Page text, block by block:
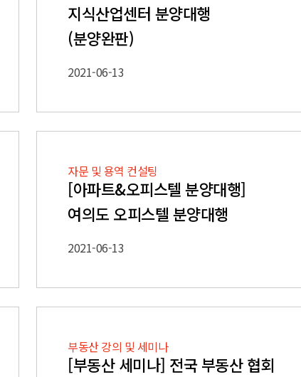
지식산업센터 분양대행
(분양완판)
2021-06-13
자문 및 용역 컨설팅
[아파트&오피스텔 분양대행]
여의도 오피스텔 분양대행
2021-06-13
부동산 강의 및 세미나
[부동산 세미나] 전국 부동산 협회